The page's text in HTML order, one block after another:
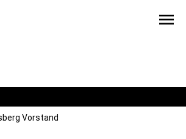
menu
Vorstand